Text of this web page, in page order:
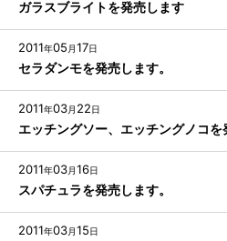
ガラスブライトを発売します
2011年05 月17日
セラダンモを発売します。
2011年03月 22日
エッチングソー、エッチングノコを
2011年03月16日
スパチュラを発売します。
2011年03月15日